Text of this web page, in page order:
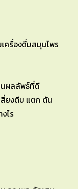
ครื่องดื่มสมุนไพร
นผลลัพธ์ที่ดี
ยงตีบ แตก ตัน
ไร